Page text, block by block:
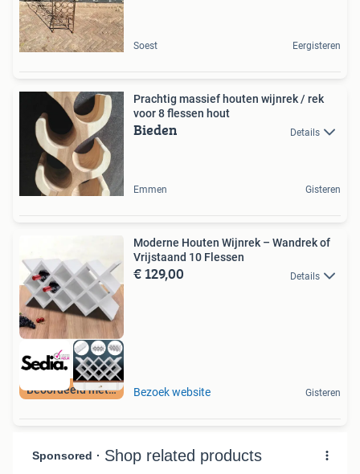
Soest Eergisteren
Prachtig massief houten wijnrek / rek
voor 8 flessen hout
Bieden Details
Emmen Gisteren
Beoordeeld met 9+
Moderne Houten Wijnrek – Wandrek of
Vrijstaand 10 Flessen
€ 129,00 Details
Bezoek website Gisteren